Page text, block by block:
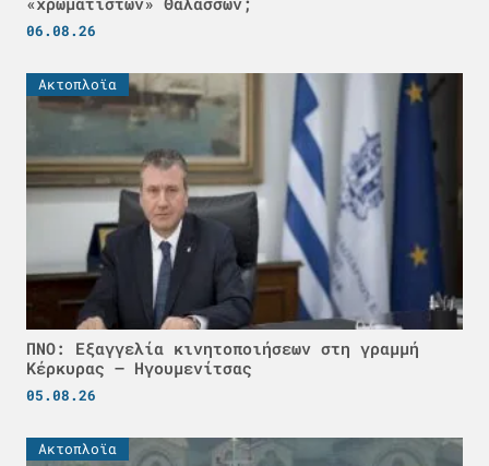
06.08.26
Ακτοπλοϊα
ΠΝΟ: Εξαγγελία κινητοποιήσεων στη γραμμή
Κέρκυρας – Ηγουμενίτσας
05.08.26
Ακτοπλοϊα